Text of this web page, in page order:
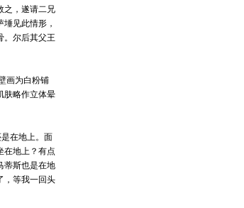
之，遂请二兄
见此情形，
。尔后其父王
画为白粉铺
肤略作立体晕
在地上。面
在地上？有点
蒂斯也是在地
，等我一回头